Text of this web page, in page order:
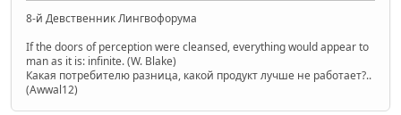
8-й Девственник Лингвофорума
If the doors of perception were cleansed, everything would appear to
man as it is: infinite. (W. Blake)
Какая потребителю разница, какой продукт лучше не работает?..
(Awwal12)